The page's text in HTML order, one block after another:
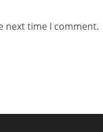
next time I comment.